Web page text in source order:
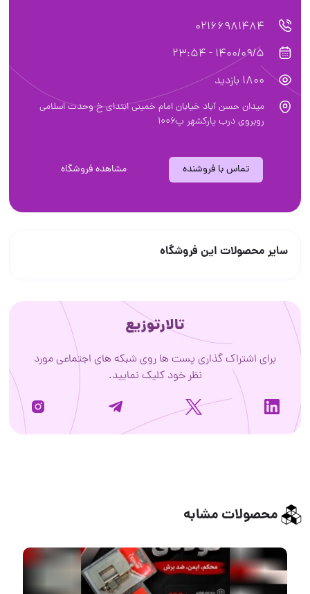
02166981484
1400/09/5 - 23:54
1800 بازدید
میدان حسن آباد خیابان امام خمینی ابتدای خ وحدت اسلامی
روبروی درب پارکشهر پ۱۰۰۶
تماس با فروشنده مشاهده فروشگاه
سایر محصولات این فروشگاه
تالارتوزیع
برای اشتراک گذاری پست ها روی شبکه های اجتماعی مورد
نظر خود کلیک نمایید.
محصولات مشابه